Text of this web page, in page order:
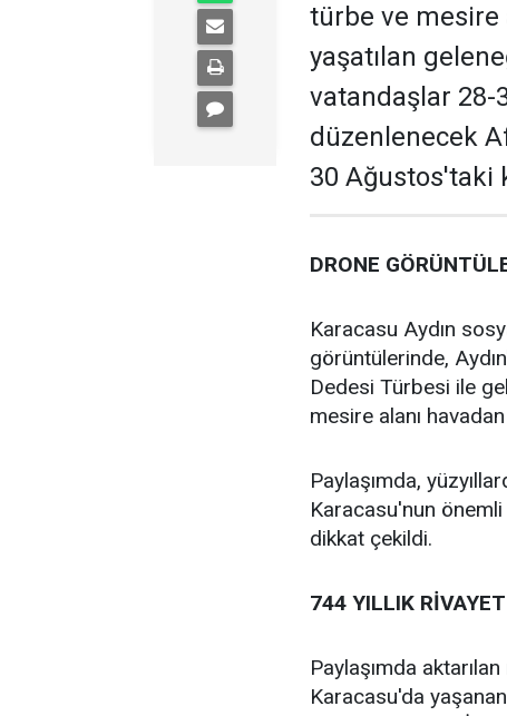
türbe ve mesire
yaşatılan
vatandaşlar 28-
düzenlenecek
30 Ağustos'taki
DRONE
Karacasu Aydın
görüntülerinde,
Dedesi Türbesi ile
mesire alanı
Paylaşımda,
Karacasu'nun
dikkat çekildi.
744 YILLIK
Paylaşımda
Karacasu'da